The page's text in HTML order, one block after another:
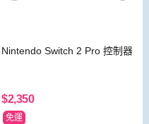
Nintendo Switch 2 Pro 控制器
$2,350
免運